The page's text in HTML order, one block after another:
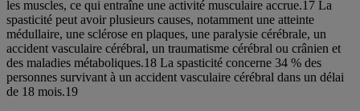
les muscles, ce qui entraîne une activité musculaire accrue.17 La
spasticité peut avoir plusieurs causes, notamment une atteinte
médullaire, une sclérose en plaques, une paralysie cérébrale, un
accident vasculaire cérébral, un traumatisme cérébral ou crânien et
des maladies métaboliques.18 La spasticité concerne 34 % des
personnes survivant à un accident vasculaire cérébral dans un délai
de 18 mois.19